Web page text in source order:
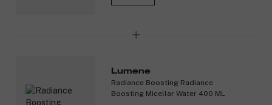
Lumene
Radiance Boosting Radiance
Boosting Micellar Water 400 ML